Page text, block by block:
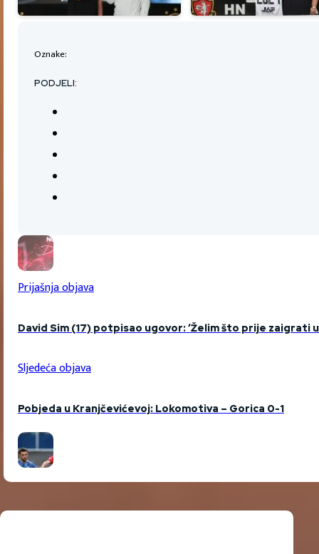
Oznake:
PODJELI:
Prijašnja objava
David Sim (17) potpisao ugovor: ‘Želim što prije zaigrati u
Sljedeća objava
Pobjeda u Kranjčevićevoj: Lokomotiva – Gorica 0-1